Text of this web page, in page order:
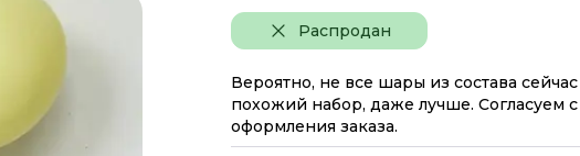
Распродан
Вероятно, не все шары из состава
похожий набор, даже лучше. Согласуем
оформления заказа.